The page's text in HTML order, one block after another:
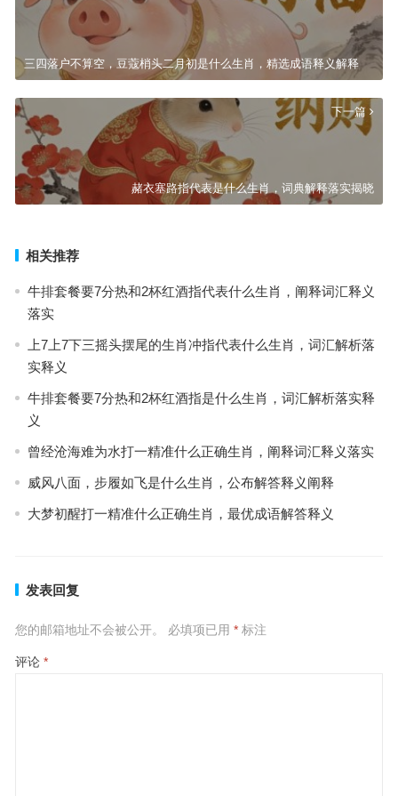
三四落户不算空，豆蔻梢头二月初是什么生肖，精选成语释义解释
下一篇
赭衣塞路指代表是什么生肖，词典解释落实揭晓
相关推荐
牛排套餐要7分热和2杯红酒指代表什么生肖，阐释词汇释义
落实
上7上7下三摇头摆尾的生肖冲指代表什么生肖，词汇解析落
实释义
牛排套餐要7分热和2杯红酒指是什么生肖，词汇解析落实释
义
曾经沧海难为水打一精准什么正确生肖，阐释词汇释义落实
威风八面，步履如飞是什么生肖，公布解答释义阐释
大梦初醒打一精准什么正确生肖，最优成语解答释义
发表回复
您的邮箱地址不会被公开。 必填项已用 *标注
评论 *